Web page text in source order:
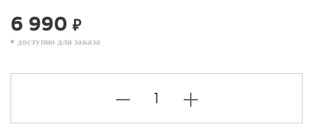
6 990 ₽
доступно для заказа